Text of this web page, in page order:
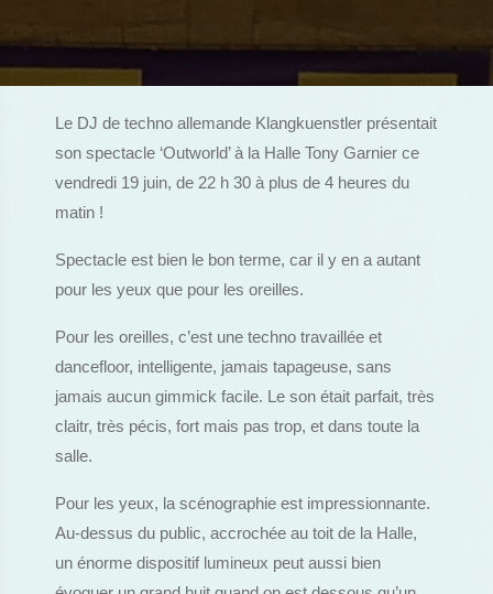
Le DJ de techno allemande Klangkuenstler présentait
son spectacle ‘Outworld’ à la Halle Tony Garnier ce
vendredi 19 juin, de 22 h 30 à plus de 4 heures du
matin !
Spectacle est bien le bon terme, car il y en a autant
pour les yeux que pour les oreilles.
Pour les oreilles, c’est une techno travaillée et
dancefloor, intelligente, jamais tapageuse, sans
jamais aucun gimmick facile. Le son était parfait, très
claitr, très pécis, fort mais pas trop, et dans toute la
salle.
Pour les yeux, la scénographie est impressionnante.
Au-dessus du public, accrochée au toit de la Halle,
un énorme dispositif lumineux peut aussi bien